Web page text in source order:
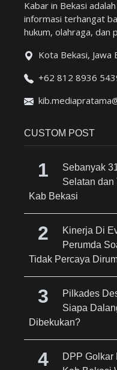
Kabar in Bekasi
informasi terhangat
hukum, olahraga, dan
Kota Bekasi, Jawa
+62 812 8936
CUSTOM POST
Sebanyak
Selatan dan
Kab Bekasi
Kinerja Di
Perumda
Tidak Percaya
Pilkades
Siapa
Dibekukan?
DPP Golkar